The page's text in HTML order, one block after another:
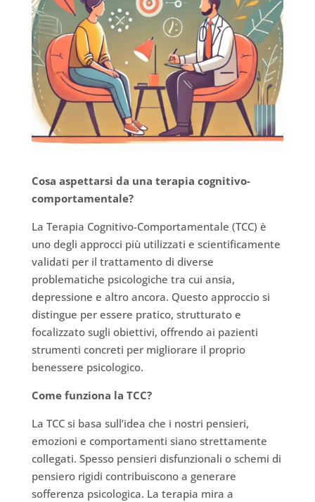
Cosa aspettarsi da una terapia cognitivo-
comportamentale?
La Terapia Cognitivo-Comportamentale (TCC) è
uno degli approcci più utilizzati e scientificamente
validati per il trattamento di diverse
problematiche psicologiche tra cui ansia,
depressione e altro ancora. Questo approccio si
distingue per essere pratico, strutturato e
focalizzato sugli obiettivi, offrendo ai pazienti
strumenti concreti per migliorare il proprio
benessere psicologico.
Come funziona la TCC?
La TCC si basa sull’idea che i nostri pensieri,
emozioni e comportamenti siano strettamente
collegati. Spesso pensieri disfunzionali o schemi di
pensiero rigidi contribuiscono a generare
sofferenza psicologica. La terapia mira a